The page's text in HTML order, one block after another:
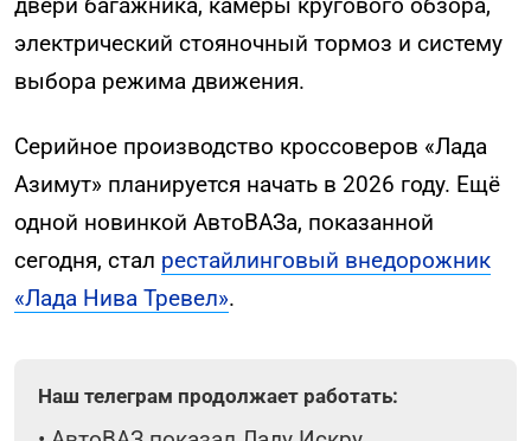
электрический стояночный тормоз и систему
выбора режима движения.
Серийное производство кроссоверов «Лада
Азимут» планируется начать в 2026 году. Ещё
одной новинкой АвтоВАЗа, показанной
сегодня, стал рестайлинговый внедорожник
«Лада Нива Тревел».
Наш телеграм продолжает работать: